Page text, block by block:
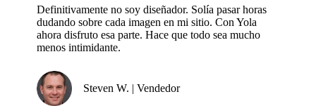
Definitivamente no soy diseñador. Solía pasar horas
dudando sobre cada imagen en mi sitio. Con Yola
ahora disfruto esa parte. Hace que todo sea mucho
menos intimidante.
Steven W. | Vendedor